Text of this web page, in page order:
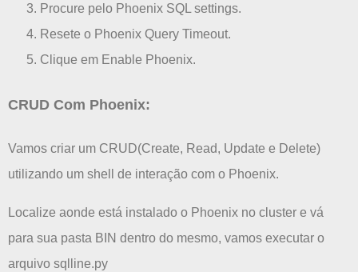
Procure pelo Phoenix SQL settings.
Resete o Phoenix Query Timeout.
Clique em Enable Phoenix.
CRUD Com Phoenix:
Vamos criar um CRUD(Create, Read, Update e Delete)
utilizando um shell de interação com o Phoenix.
Localize aonde está instalado o Phoenix no cluster e vá
para sua pasta BIN dentro do mesmo, vamos executar o
arquivo sqlline.py